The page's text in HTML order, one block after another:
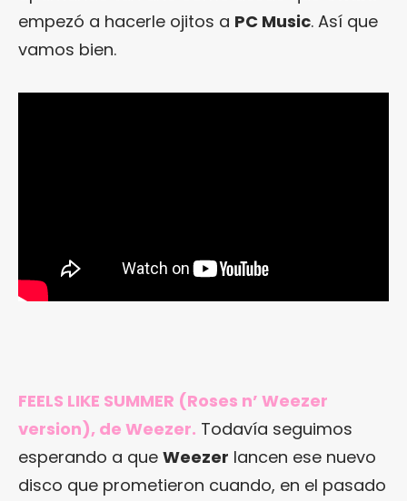
empezó a hacerle ojitos a PC Music. Así que
vamos bien.
FEELS LIKE SUMMER (Roses n’ Weezer
version), de Weezer. Todavía seguimos
esperando a que Weezer lancen ese nuevo
disco que prometieron cuando, en el pasado